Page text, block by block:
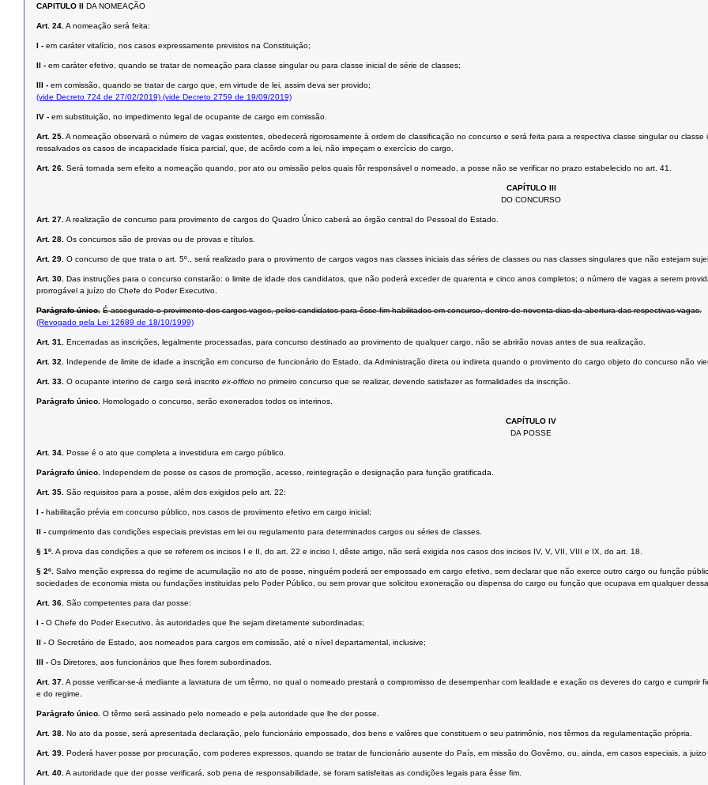
CAPITULO II DA NOMEAÇÃO
Art. 24. A nomeação será feita:
I - em caráter vitalício, nos casos expressamente previstos na Constituição;
II - em caráter efetivo, quando se tratar de nomeação para classe singular ou para classe inicial de série de classes;
III - em comissão, quando se tratar de cargo que, em virtude de lei, assim deva ser provido;
(vide Decreto 724 de 27/02/2019) (vide Decreto 2759 de 19/09/2019)
IV - em substituição, no impedimento legal de ocupante de cargo em comissão.
Art. 25. A nomeação observará o número de vagas existentes, obedecerá rigorosamente à ordem de classificação no concurso e será feita para a respectiva classe singular ou
ressalvados os casos de incapacidade física parcial, que, de acôrdo com a lei, não impeçam o exercício do cargo.
Art. 26. Será tornada sem efeito a nomeação quando, por ato ou omissão pelos quais fôr responsável o nomeado, a posse não se verificar no prazo estabelecido no art. 41.
CAPÍTULO III
DO CONCURSO
Art. 27. A realização de concurso para provimento de cargos do Quadro Único caberá ao órgão central do Pessoal do Estado.
Art. 28. Os concursos são de provas ou de provas e títulos.
Art. 29. O concurso de que trata o art. 5º., será realizado para o provimento de cargos vagos nas classes iniciais das séries de classes ou nas classes singulares que não estejam
Art. 30. Das instruções para o concurso constarão: o limite de idade dos candidatos, que não poderá exceder de quarenta e cinco anos completos; o número de vagas a serem
prorrogável a juízo do Chefe do Poder Executivo.
Parágrafo único. É assegurado o provimento dos cargos vagos, pelos candidatos para êsse fim habilitados em concurso, dentro de noventa dias da abertura das respectivas vagas.
(Revogado pela Lei 12689 de 18/10/1999)
Art. 31. Encerradas as inscrições, legalmente processadas, para concurso destinado ao provimento de qualquer cargo, não se abrirão novas antes de sua realização.
Art. 32. Independe de limite de idade a inscrição em concurso de funcionário do Estado, da Administração direta ou indireta quando o provimento do cargo objeto do concurso não
Art. 33. O ocupante interino de cargo será inscrito ex-officio no primeiro concurso que se realizar, devendo satisfazer as formalidades da inscrição.
Parágrafo único. Homologado o concurso, serão exonerados todos os interinos.
CAPÍTULO IV
DA POSSE
Art. 34. Posse é o ato que completa a investidura em cargo público.
Parágrafo único. Independem de posse os casos de promoção, acesso, reintegração e designação para função gratificada.
Art. 35. São requisitos para a posse, além dos exigidos pelo art. 22:
I - habilitação prévia em concurso público, nos casos de provimento efetivo em cargo inicial;
II - cumprimento das condições especiais previstas em lei ou regulamento para determinados cargos ou séries de classes.
§ 1º. A prova das condições a que se referem os incisos I e II, do art. 22 e inciso I, dêste artigo, não será exigida nos casos dos incisos IV, V, VII, VIII e IX, do art. 18.
§ 2º. Salvo menção expressa do regime de acumulação no ato de posse, ninguém poderá ser empossado em cargo efetivo, sem declarar que não exerce outro cargo ou função
sociedades de economia mista ou fundações instituidas pelo Poder Público, ou sem provar que solicitou exoneração ou dispensa do cargo ou função que ocupava em qualquer
Art. 36. São competentes para dar posse:
I - O Chefe do Poder Executivo, às autoridades que lhe sejam diretamente subordinadas;
II - O Secretário de Estado, aos nomeados para cargos em comissão, até o nível departamental, inclusive;
III - Os Diretores, aos funcionários que lhes forem subordinados.
Art. 37. A posse verificar-se-á mediante a lavratura de um têrmo, no qual o nomeado prestará o compromisso de desempenhar com lealdade e exação os deveres do cargo e
e do regime.
Parágrafo único. O têrmo será assinado pelo nomeado e pela autoridade que lhe der posse.
Art. 38. No ato da posse, será apresentada declaração, pelo funcionário empossado, dos bens e valôres que constituem o seu patrimônio, nos têrmos da regulamentação própria.
Art. 39. Poderá haver posse por procuração, com poderes expressos, quando se tratar de funcionário ausente do País, em missão do Govêrno, ou, ainda, em casos especiais, a
Art. 40. A autoridade que der posse verificará, sob pena de responsabilidade, se foram satisfeitas as condições legais para êsse fim.